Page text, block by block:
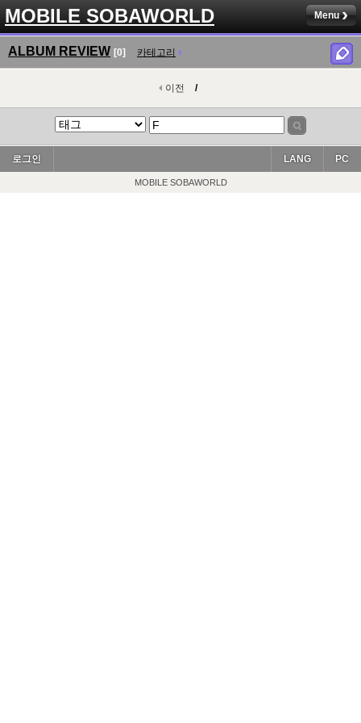
MOBILE SOBAWORLD Menu
ALBUM REVIEW [0] 카테고리
이전 /
로그인 PC
LANG
MOBILE SOBAWORLD